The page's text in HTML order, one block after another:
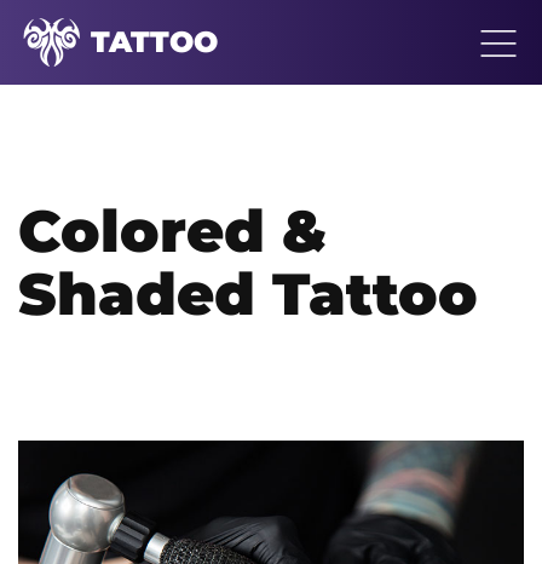
TATTOO
Colored &
Shaded Tattoo